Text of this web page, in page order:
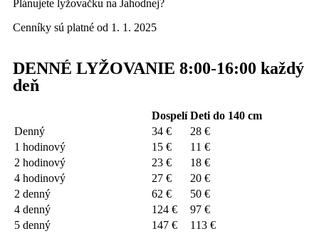
Plánujete lyžovačku na Jahodnej?
Cenníky sú platné od 1. 1. 2025
DENNÉ LYŽOVANIE 8:00-16:00 každý
deň
Dospelí Deti do 140 cm
Denný
34 €
28 €
1 hodinový
15 €
11 €
2 hodinový
23 €
18 €
4 hodinový
27 €
20 €
2 denný
62 €
50 €
4 denný
124 €
97 €
5 denný
147 €
113 €